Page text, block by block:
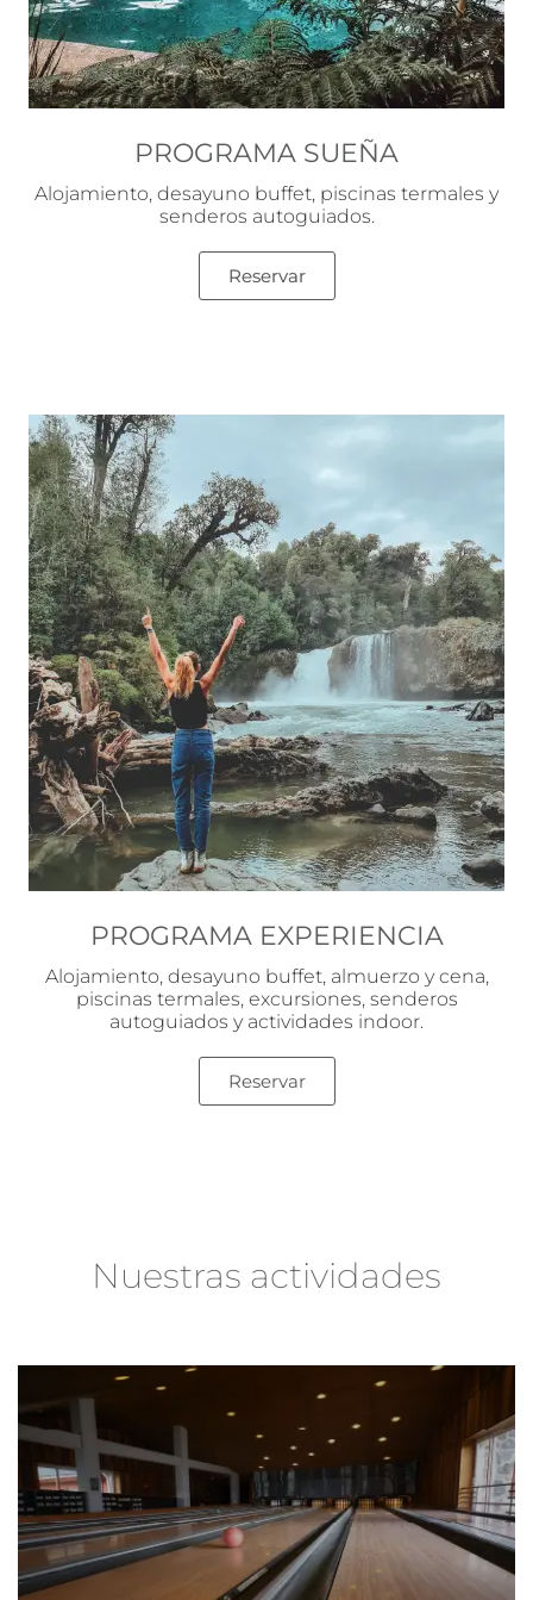
PROGRAMA SUEÑA
Alojamiento, desayuno buffet, piscinas termales y
senderos autoguiados.
Reservar
PROGRAMA EXPERIENCIA
Alojamiento, desayuno buffet, almuerzo y cena,
piscinas termales, excursiones, senderos
autoguiados y actividades indoor.
Reservar
Nuestras actividades